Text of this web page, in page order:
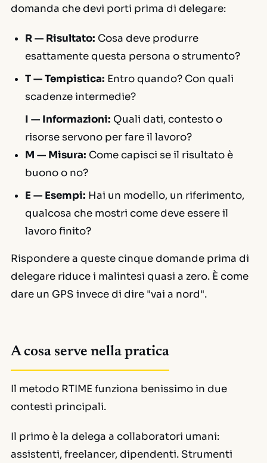
domanda che devi porti prima di delegare:
R — Risultato: Cosa deve produrre
esattamente questa persona o strumento?
T — Tempistica: Entro quando? Con quali
scadenze intermedie?
I — Informazioni: Quali dati, contesto o
risorse servono per fare il lavoro?
M — Misura: Come capisci se il risultato è
buono o no?
E — Esempi: Hai un modello, un riferimento,
qualcosa che mostri come deve essere il
lavoro finito?
Rispondere a queste cinque domande prima di
delegare riduce i malintesi quasi a zero. È come
dare un GPS invece di dire "vai a nord".
A cosa serve nella pratica
Il metodo RTIME funziona benissimo in due
contesti principali.
Il primo è la delega a collaboratori umani:
assistenti, freelancer, dipendenti. Strumenti